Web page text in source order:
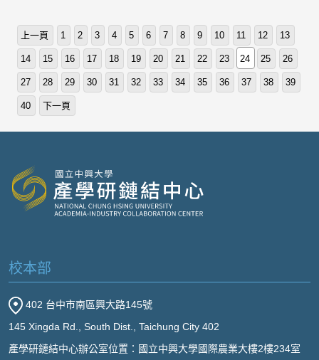
上一頁 1 2 3 4 5 6 7 8 9 10 11 12 13
14 15 16 17 18 19 20 21 22 23 24 25 26
27 28 29 30 31 32 33 34 35 36 37 38 39
40 下一頁
校本部
402 台中市南區興大路145號
145 Xingda Rd., South Dist., Taichung City 402
產學研鏈結中心辦公室位置：國立中興大學國際農業大樓2樓234室